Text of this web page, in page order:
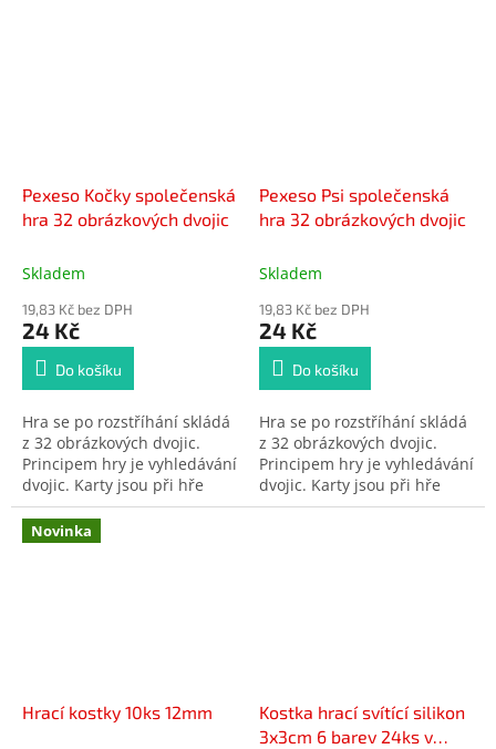
Pexeso Kočky společenská
hra 32 obrázkových dvojic
Skladem
19,83 Kč bez DPH
24 Kč
Do košíku
Hra se po rozstříhání skládá
z 32 obrázkových dvojic.
Principem hry je vyhledávání
dvojic. Karty jsou při hře
otočeny obrázkem dolů a
obracejí se po dvou. Je
nutné zapamatovat si
Pexeso Psi společenská
hra 32 obrázkových dvojic
Skladem
19,83 Kč bez DPH
24 Kč
Do košíku
Hra se po rozstříhání skládá
z 32 obrázkových dvojic.
Principem hry je vyhledávání
dvojic. Karty jsou při hře
otočeny obrázkem dolů a
Novinka
Hrací kostky 10ks 12mm
Kostka hrací svítící silikon
3x3cm 6 barev 24ks v